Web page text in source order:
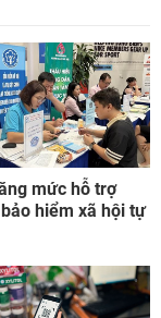
mức hỗ trợ
hiểm xã hội tự